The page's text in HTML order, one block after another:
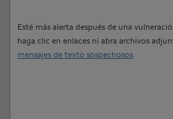
Esté más alerta después de una
haga clic en enlaces ni abra archivos
mensajes de texto sospechosos.